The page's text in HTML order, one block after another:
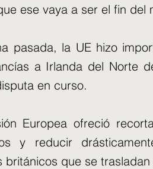
ese vaya a ser el fin del
pasada, la UE hizo
a Irlanda del Norte
en curso.
Europea ofreció
y reducir
británicos que se